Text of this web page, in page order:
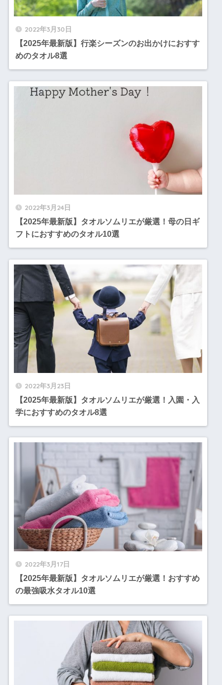
2022年3月30日
【2025年最新版】行楽シーズンのお出かけにおすす
めのタオル8選
2022年3月24日
【2025年最新版】タオルソムリエが厳選！母の日ギ
フトにおすすめのタオル10選
2022年3月23日
【2025年最新版】タオルソムリエが厳選！入園・入
学におすすめのタオル8選
2022年3月17日
【2025年最新版】タオルソムリエが厳選！おすすめ
の最強吸水タオル10選